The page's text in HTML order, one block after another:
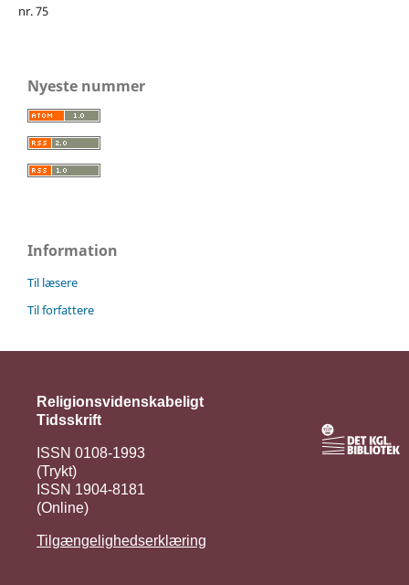
nr. 75
Nyeste nummer
Information
Til læsere
Til forfattere
Religionsvidenskabeligt
Tidsskrift
ISSN 0108-1993
(Trykt)
ISSN 1904-8181
(Online)
Tilgængelighedserklæring